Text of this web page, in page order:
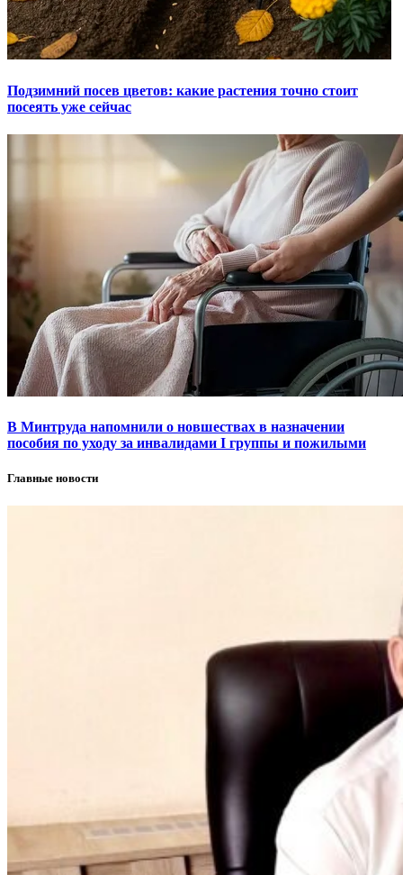
Подзимний посев цветов: какие растения точно стоит
посеять уже сейчас
В Минтруда напомнили о новшествах в назначении
пособия по уходу за инвалидами I группы и пожилыми
Главные новости